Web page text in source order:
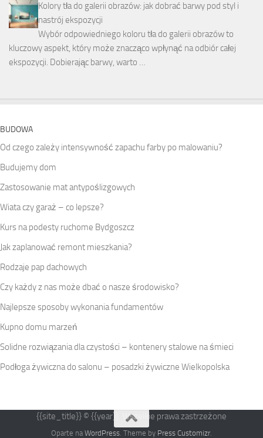
Kolory tła do galerii obrazów: jak dobrać barwy pod styl i
nastrój ekspozycji
Wybór odpowiedniego koloru tła do galerii obrazów to
kluczowy aspekt, który może znacząco wpłynąć na odbiór całej
ekspozycji. Dobierając barwy, warto …
BUDOWA
Od czego zależy intensywność zapachu farby po malowaniu?
Budujemy dom
Zastosowanie mat antypoślizgowych
Wiata czy garaż – co lepsze?
Kurs na podesty ruchome Bydgoszcz
Jak zaplanować remont mieszkania?
Rodzaje pap dachowych
Czy każdy z nas może dbać o nasze środowisko?
Najlepsze sposoby wykonania fundamentów
Kupno domu marzeń
Solidne rozwiązania dla czystości – kontenery stalowe na śmieci
Podłoga żywiczna do salonu – posadzki żywiczne Wielkopolska
{{site_title}} © {{year}}. Wszelkie prawa zastrzeżone
Oparte na WordPress . Theme by Press Customizr.